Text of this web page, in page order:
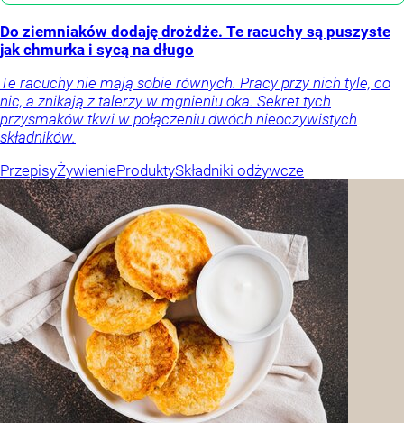
Do ziemniaków dodaję drożdże. Te racuchy są puszyste
jak chmurka i sycą na długo
Te racuchy nie mają sobie równych. Pracy przy nich tyle, co
nic, a znikają z talerzy w mgnieniu oka. Sekret tych
przysmaków tkwi w połączeniu dwóch nieoczywistych
składników.
PrzepisyŻywienieProduktySkładniki odżywcze